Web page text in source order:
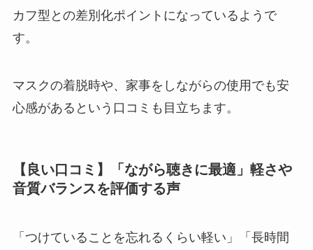
カフ型との差別化ポイントになっているようで
す。
マスクの着脱時や、家事をしながらの使用でも安
心感があるという口コミも目立ちます。
【良い口コミ】「ながら聴きに最適」軽さや
音質バランスを評価する声
「つけていることを忘れるくらい軽い」「長時間